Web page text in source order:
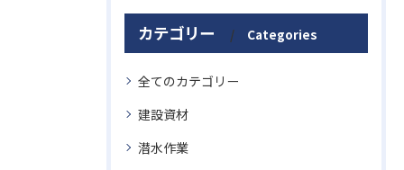
カテゴリー Categories
全てのカテゴリー
建設資材
潜水作業